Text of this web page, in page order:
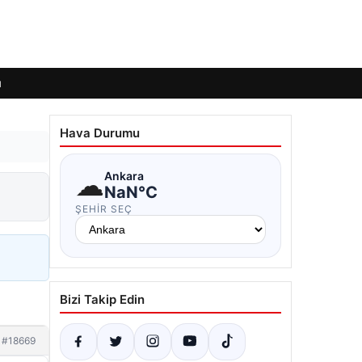
#18669
Hava Durumu
☁Ankara
NaN°C
ŞEHIR SEÇ
Bizi Takip Edin